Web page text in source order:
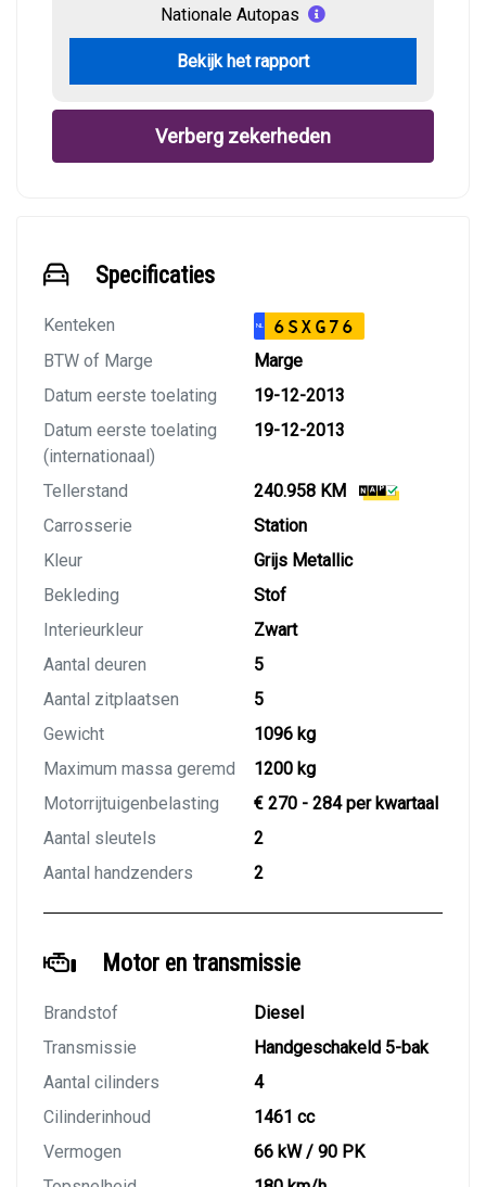
Nationale Autopas
Bekijk het rapport
Verberg zekerheden
Specificaties
Kenteken NL 6SXG76
BTW of Marge
Marge
Datum eerste toelating
19-12-2013
Datum eerste toelating
(internationaal)
19-12-2013
Tellerstand
240.958 KM
Carrosserie
Station
Kleur
Grijs Metallic
Bekleding
Stof
Interieurkleur
Zwart
Aantal deuren
5
Aantal zitplaatsen
5
Gewicht
1096 kg
Maximum massa geremd
1200 kg
Motorrijtuigenbelasting
€ 270 - 284 per kwartaal
Aantal sleutels
2
Aantal handzenders
2
Motor en transmissie
Brandstof
Diesel
Transmissie
Handgeschakeld 5-bak
Aantal cilinders
4
Cilinderinhoud
1461 cc
Vermogen
66 kW / 90 PK